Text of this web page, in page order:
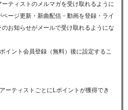
ティストのメルマガを受け取れるように
ージ更新・新曲配信・動画を登録・ライ
お知らせがメールで受け取れるようにな
イント会員登録（無料）後に設定するこ
ーティストごとにLポイントが獲得でき